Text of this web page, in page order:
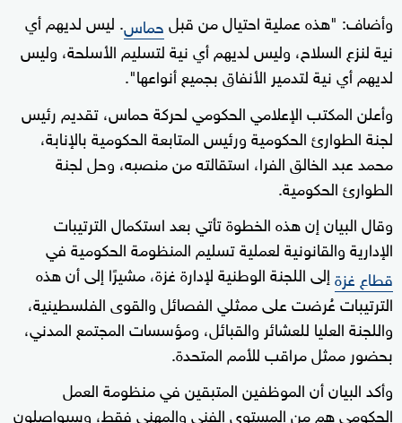
وأضاف: "هذه عملية احتيال من قبلحماس. ليس لديهم أي
نية لنزع السلاح، وليس لديهم أي نية لتسليم الأسلحة، وليس
لديهم أي نية لتدمير الأنفاق بجميع أنواعها".
وأعلن المكتب الإعلامي الحكومي لحركة حماس، تقديم رئيس
لجنة الطوارئ الحكومية ورئيس المتابعة الحكومية بالإنابة،
محمد عبد الخالق الفرا، استقالته من منصبه، وحل لجنة
الطوارئ الحكومية.
وقال البيان إن هذه الخطوة تأتي بعد استكمال الترتيبات
الإدارية والقانونية لعملية تسليم المنظومة الحكومية في
قطاع غزةإلى اللجنة الوطنية لإدارة غزة، مشيرًا إلى أن هذه
الترتيبات عُرضت على ممثلي الفصائل والقوى الفلسطينية،
واللجنة العليا للعشائر والقبائل، ومؤسسات المجتمع المدني،
بحضور ممثل مراقب للأمم المتحدة.
وأكد البيان أن الموظفين المتبقين في منظومة العمل
الحكومي هم من المستوى الفني والمهني فقط، وسيواصلون